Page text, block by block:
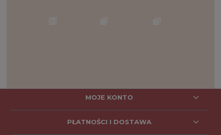
MOJE KONTO
PŁATNOŚCI I DOSTAWA